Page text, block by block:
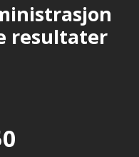
resultater